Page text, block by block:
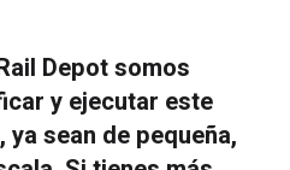
Depot somos
y ejecutar este
sean de pequeña,